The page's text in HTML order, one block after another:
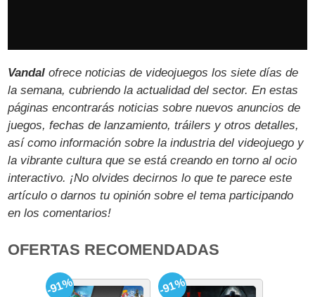
Vandal ofrece noticias de videojuegos los siete días de
la semana, cubriendo la actualidad del sector. En estas
páginas encontrarás noticias sobre nuevos anuncios de
juegos, fechas de lanzamiento, tráilers y otros detalles,
así como información sobre la industria del videojuego y
la vibrante cultura que se está creando en torno al ocio
interactivo. ¡No olvides decirnos lo que te parece este
artículo o darnos tu opinión sobre el tema participando
en los comentarios!
OFERTAS RECOMENDADAS
-91% -91%